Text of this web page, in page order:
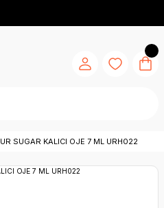
UR SUGAR KALICI OJE 7 ML URH022